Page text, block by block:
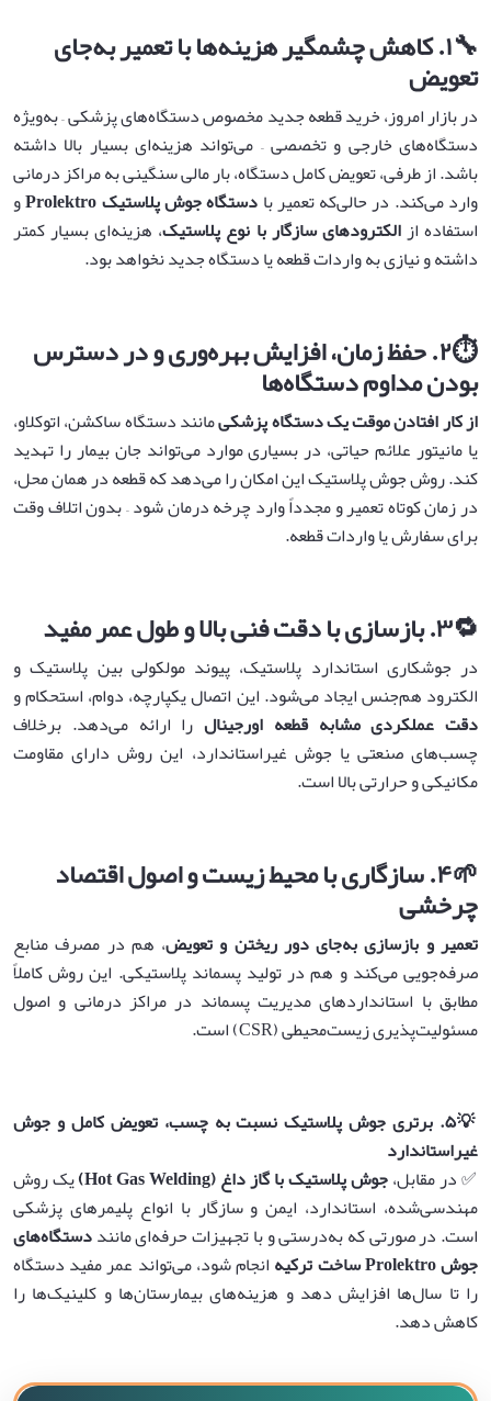
🔧۱.کاهش چشمگیر هزینه‌ها با تعمیر به‌جای
تعویض
در بازار امروز، خرید قطعه جدید مخصوص دستگاه‌های پزشکی – به‌ویژه
دستگاه‌های خارجی و تخصصی – می‌تواند هزینه‌ای بسیار بالا داشته
باشد. از طرفی، تعویض کامل دستگاه، بار مالی سنگینی به مراکز درمانی
وارد می‌کند. در حالی‌که تعمیر بادستگاه جوش پلاستیک
و
استفاده ازالکترودهای سازگار با نوع پلاستیک، هزینه‌ای بسیار کمتر
داشته و نیازی به واردات قطعه یا دستگاه جدید نخواهد بود.
⏱️۲.حفظ زمان، افزایش بهره‌وری و در دسترس
بودن مداوم دستگاه‌ها
از کار افتادن موقت یک دستگاه پزشکیمانند دستگاه ساکشن، اتوکلاو،
یا مانیتور علائم حیاتی، در بسیاری موارد می‌تواند جان بیمار را تهدید
کند. روش جوش پلاستیک این امکان را می‌دهد که قطعه در همان محل،
در زمان کوتاه تعمیر و مجدداً وارد چرخه درمان شود – بدون اتلاف وقت
برای سفارش یا واردات قطعه.
🔁۳.بازسازی با دقت فنی بالا و طول عمر مفید
در جوشکاری استاندارد پلاستیک، پیوند مولکولی بین پلاستیک و
الکترود هم‌جنس ایجاد می‌شود. این اتصال یکپارچه، دوام، استحکام و
دقت عملکردی مشابه قطعه اورجینال را ارائه می‌دهد. برخلاف
چسب‌های صنعتی یا جوش غیراستاندارد، این روش دارای مقاومت
مکانیکی و حرارتی بالا است.
🌱۴.سازگاری با محیط زیست و اصول اقتصاد
چرخشی
تعمیر و بازسازی به‌جای دور ریختن و تعویض، هم در مصرف منابع
صرفه‌جویی می‌کند و هم در تولید پسماند پلاستیکی. این روش کاملاً
مطابق با استانداردهای مدیریت پسماند در مراکز درمانی و اصول
مسئولیت‌پذیری زیست‌محیطی (CSR) است.
💡۵. برتری جوش پلاستیک نسبت به چسب، تعویض کامل و جوش
غیراستاندارد
✅ در مقابل،جوش پلاستیک با گاز داغ(Hot Gas Welding)
یک روش
مهندسی‌شده، استاندارد، ایمن و سازگار با انواع پلیمرهای پزشکی
است. در صورتی که به‌درستی و با تجهیزات حرفه‌ای ماننددستگاه‌های
جوشProlektro ساخت ترکیهانجام شود، می‌تواند عمر مفید دستگاه
را تا سال‌ها افزایش دهد و هزینه‌های بیمارستان‌ها و کلینیک‌ها را
کاهش دهد.